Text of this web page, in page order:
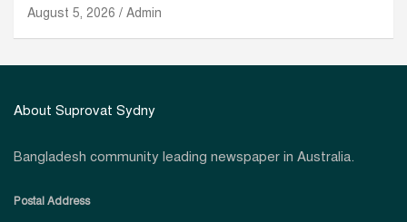
August 5, 2026 Admin
About Suprovat Sydny
Bangladesh community leading newspaper in Australia.
Postal Address